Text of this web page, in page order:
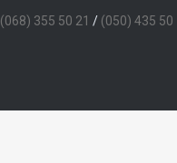
(068) 355 50 21 / (050) 435 50